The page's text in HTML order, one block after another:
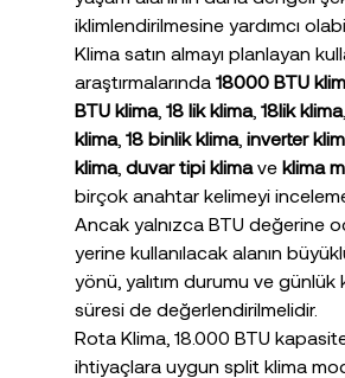
iklimlendirilmesine yardımcı
Klima satın almayı planlayan
araştırmalarında 18000 BTU
BTU klima, 18 lik klima, 18lik klima,
klima, 18 binlik klima, inverter
klima, duvar tipi klima ve klima
birçok anahtar kelimeyi
Ancak yalnızca BTU değerine
yerine kullanılacak alanın
yönü, yalıtım durumu ve günlük
süresi de değerlendirilmelidir.
Rota Klima, 18.000 BTU
ihtiyaçlara uygun split klima